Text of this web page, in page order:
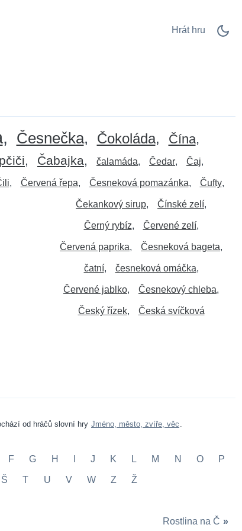
Hrát hru
Česnečka Čokoláda Čína
Čabajka čalamáda Čedar Čaj
Červená řepa Česneková pomazánka Čufty
Čekankový sirup Čínské zelí
Černý rybíz Červené zelí
Červená paprika Česneková bageta
čatní česneková omáčka
Červené jablko Česnekový chleba
Český řízek Česká svíčková
od hráčů slovní hry Jméno, město, zvíře, věc .
F G H J K L M N O P
Š T U V W Z Ž
Rostlina na Č »